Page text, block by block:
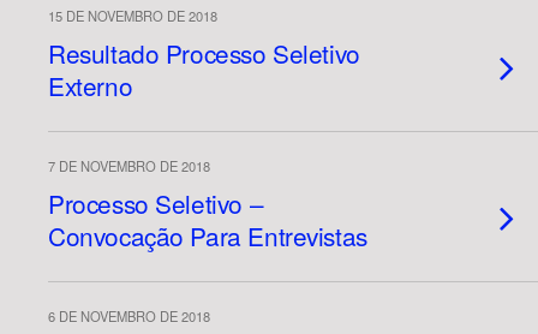
15 DE NOVEMBRO DE 2018
Resultado Processo Seletivo
Externo
7 DE NOVEMBRO DE 2018
Processo Seletivo –
Convocação Para Entrevistas
6 DE NOVEMBRO DE 2018